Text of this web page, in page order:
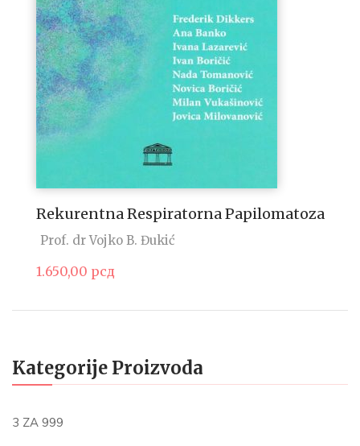
Kategorije Proizvoda
3 ZA 999
Rekurentna Respiratorna Papilomatoza
Prof. dr Vojko B. Đukić
1.650,00 рсд